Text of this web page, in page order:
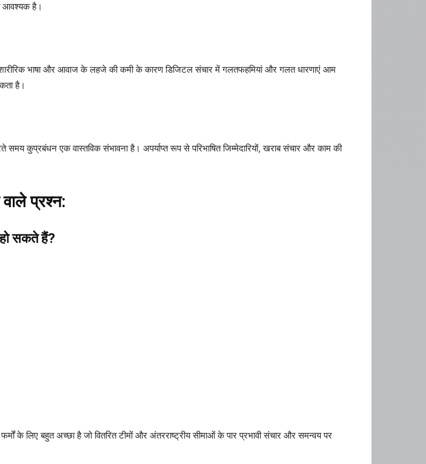
आवश्यक है।
भाषा और आवाज के लहजे की कमी के कारण डिजिटल संचार में गलतफहमियां और गलत धारणाएं आम
है।
समय कुप्रबंधन एक वास्तविक संभावना है। अपर्याप्त रूप से परिभाषित जिम्मेदारियों, खराब संचार और काम की
प्रश्न:
सकते हैं?
के लिए बहुत अच्छा है जो वितरित टीमों और अंतरराष्ट्रीय सीमाओं के पार प्रभावी संचार और समन्वय पर